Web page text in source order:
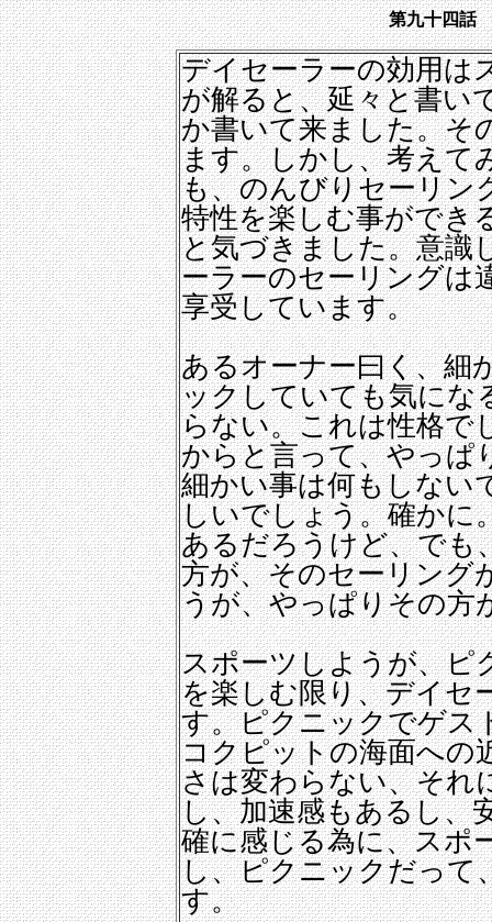
第九十四
デイセーラーの効用は
が解ると、延々と書い
か書いて来ました。そ
ます。しかし、考えて
も、のんびりセーリン
特性を楽しむ事ができ
と気づきました。意識
ーラーのセーリングは
享受しています。
あるオーナー曰く、細
ックしていても気にな
らない。これは性格で
からと言って、やっぱ
細かい事は何もしない
しいでしょう。確かに
あるだろうけど、でも
方が、そのセーリング
うが、やっぱりその方
スポーツしようが、ピ
を楽しむ限り、デイセ
す。ピクニックでゲス
コクピットの海面への
さは変わらない、それ
し、加速感もあるし、
確に感じる為に、スポ
し、ピクニックだって
す。